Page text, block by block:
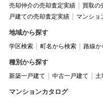
売却仲介の売却査定実績
買取の
戸建ての売却査定実績
マンショ
地域から探す
学区検索 町名から検索 路線か
種別から探す
新築一戸建て 中古一戸建て 土
マンションカタログ